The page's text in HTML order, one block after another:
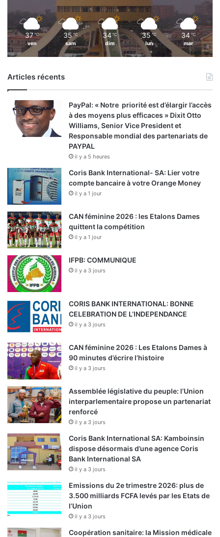
37 ℃
ven
35 ℃
sam
34 ℃
dim
35 ℃
lun
34 ℃
mar
Articles récents
PayPal: « Notre priorité est d’élargir l’accès
à des moyens plus efficaces » Dixit Otto
Williams, Senior Vice President et
Responsable mondial des partenariats de
PAYPAL
il y a 5 heures
Coris Bank International- SA: Lier votre
compte bancaire à votre Orange Money
il y a 1 jour
CAN féminine 2026 : les Etalons Dames
quittent la compétition
il y a 1 jour
IFPB: COMMUNIQUE
il y a 3 jours
CORIS BANK INTERNATIONAL: BONNE
CELEBRATION DE L’INDEPENDANCE
il y a 3 jours
CAN féminine 2026 : Les Etalons Dames à
90 minutes d’écrire l’histoire
il y a 3 jours
Assemblée législative du peuple: l’Union
interparlementaire propose un partenariat
renforcé
il y a 3 jours
Coris Bank International SA: Kamboinsin
dispose désormais d’une agence Coris
Bank International SA
il y a 3 jours
Emissions du 2e trimestre 2026: plus de
3.500 milliards FCFA levés par les Etats de
l’Union
il y a 3 jours
Coopération sanitaire: la Mission médicale